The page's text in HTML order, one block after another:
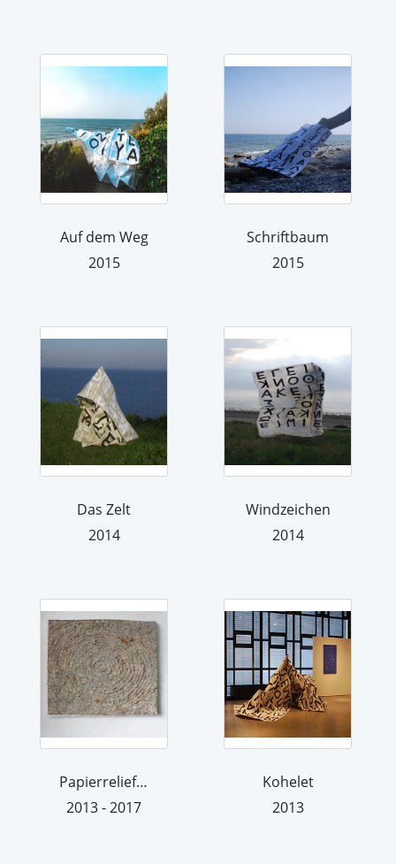
Auf dem Weg
2015
Schriftbaum
2015
Das Zelt
2014
Windzeichen
2014
Papierrelief kreisend
2013 - 2017
Kohelet
2013